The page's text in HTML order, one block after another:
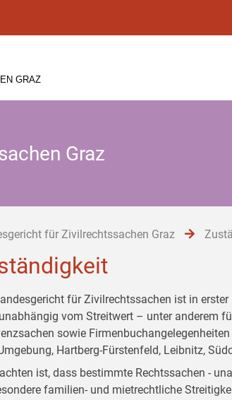
GRAZ
Graz
für Zivilrechtssachen Graz
für Zivilrechtssachen ist in
vom Streitwert – unter anderem
sowie
Hartberg-Fürstenfeld, Leibnitz,
ist, dass bestimmte Rechtssachen -
familien- und mietrechtliche